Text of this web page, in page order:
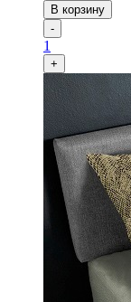
В корзину
-
1
+